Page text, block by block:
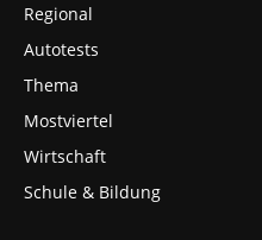
Regional
Autotests
Thema
Mostviertel
Wirtschaft
Schule & Bildung